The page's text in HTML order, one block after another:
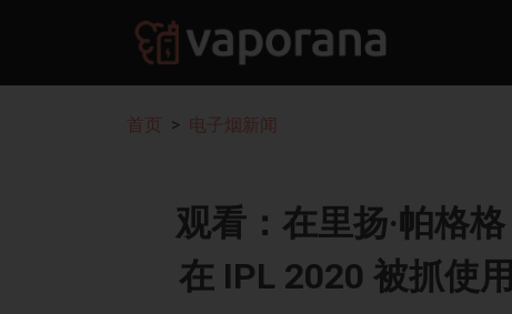
首页 电子烟新闻
观看：在里扬·帕格
在 IPL 2020 被抓使